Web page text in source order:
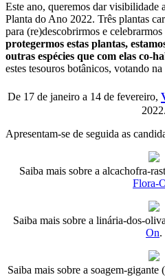
Este ano, queremos dar visibilidade
Planta do Ano 2022. Três plantas
para (re)descobrirmos e
protegermos estas plantas,
outras espécies que com elas co-
estes tesouros botânicos, votando
De 17 de janeiro a 14 de fevereiro,
2022.
Apresentam-se de seguida as
Saiba mais sobre a alcachofra-
Flora-
Saiba mais sobre a linária-dos-
On.
Saiba mais sobre a soagem-gigante (